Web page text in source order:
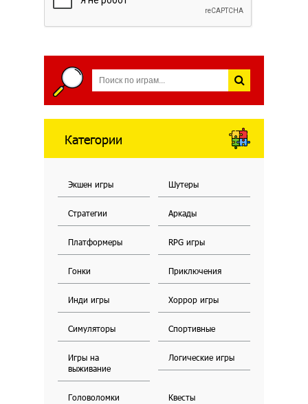
Категории
Экшен игры Шутеры
Стратегии Аркады
Платформеры RPG игры
Гонки Приключения
Инди игры Хоррор игры
Симуляторы Спортивные
Игры на
выживание
Логические игры
Головоломки Квесты